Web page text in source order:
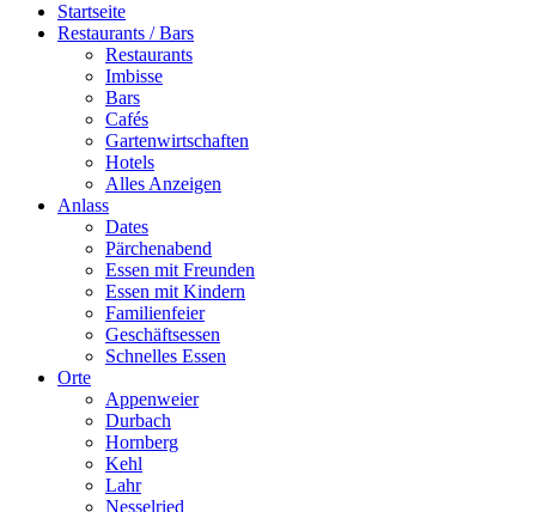
Startseite
Restaurants / Bars
Restaurants
Imbisse
Bars
Cafés
Gartenwirtschaften
Hotels
Alles Anzeigen
Anlass
Dates
Pärchenabend
Essen mit Freunden
Essen mit Kindern
Familienfeier
Geschäftsessen
Schnelles Essen
Orte
Appenweier
Durbach
Hornberg
Kehl
Lahr
Nesselried